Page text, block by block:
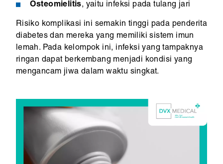
Osteomielitis, yaitu infeksi pada tulang jari
Risiko komplikasi ini semakin tinggi pada penderita
diabetes dan mereka yang memiliki sistem imun
lemah. Pada kelompok ini, infeksi yang tampaknya
ringan dapat berkembang menjadi kondisi yang
mengancam jiwa dalam waktu singkat.